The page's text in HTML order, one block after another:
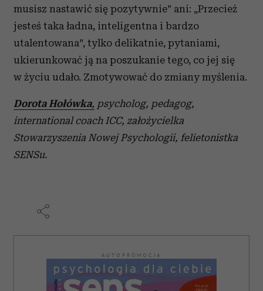
musisz nastawić się pozytywnie” ani: „Przecież
jesteś taka ładna, inteligentna i bardzo
utalentowana”, tylko delikatnie, pytaniami,
ukierunkować ją na poszukanie tego, co jej się
w życiu udało. Zmotywować do zmiany myślenia.
Dorota Hołówka, psycholog, pedagog,
international coach ICC, założycielka
Stowarzyszenia Nowej Psychologii, felietonistka
SENSu.
AUTOPROMOCJA